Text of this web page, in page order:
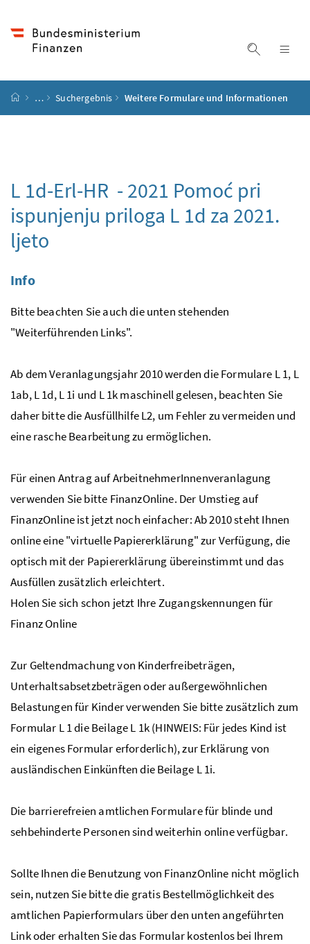
Suche
Startseite
… Suchergebnis Weitere Formulare und Informationen
L 1d-Erl-HR - 2021 Pomoć pri
ispunjenju priloga L 1d za 2021.
ljeto
Info
Bitte beachten Sie auch die unten stehenden
"Weiterführenden Links".
Ab dem Veranlagungsjahr 2010 werden die Formulare L 1, L
1ab, L 1d, L 1i und L 1k maschinell gelesen, beachten Sie
daher bitte die Ausfüllhilfe L2, um Fehler zu vermeiden und
eine rasche Bearbeitung zu ermöglichen.
Für einen Antrag auf ArbeitnehmerInnenveranlagung
verwenden Sie bitte FinanzOnline. Der Umstieg auf
FinanzOnline ist jetzt noch einfacher: Ab 2010 steht Ihnen
online eine "virtuelle Papiererklärung" zur Verfügung, die
optisch mit der Papiererklärung übereinstimmt und das
Ausfüllen zusätzlich erleichtert.
Holen Sie sich schon jetzt Ihre Zugangskennungen für
Finanz Online
Zur Geltendmachung von Kinderfreibeträgen,
Unterhaltsabsetzbeträgen oder außergewöhnlichen
Belastungen für Kinder verwenden Sie bitte zusätzlich zum
Formular L 1 die Beilage L 1k (HINWEIS: Für jedes Kind ist
ein eigenes Formular erforderlich), zur Erklärung von
ausländischen Einkünften die Beilage L 1i.
Die barrierefreien amtlichen Formulare für blinde und
sehbehinderte Personen sind weiterhin online verfügbar.
Sollte Ihnen die Benutzung von FinanzOnline nicht möglich
sein, nutzen Sie bitte die gratis Bestellmöglichkeit des
amtlichen Papierformulars über den unten angeführten
Link oder erhalten Sie das Formular kostenlos bei Ihrem